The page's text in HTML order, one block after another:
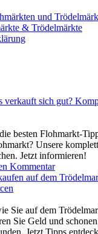
und
& Trödelmärkte
verkauft sich gut?
besten Flohmarkt-
Unsere
Jetzt informieren!
Kommentar
auf dem
Sie auf dem
Sie Geld und
Jetzt Tipps